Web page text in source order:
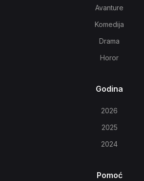
Avanture
Komedija
Drama
Horor
Godina
2026
2025
2024
Pomoć